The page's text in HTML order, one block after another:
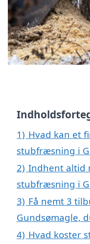
1) Hvad kan et
stubfræsning i
2) Indhent altid
stubfræsning i
3) Få nemt 3
Gundsømagle,
4) Hvad koster